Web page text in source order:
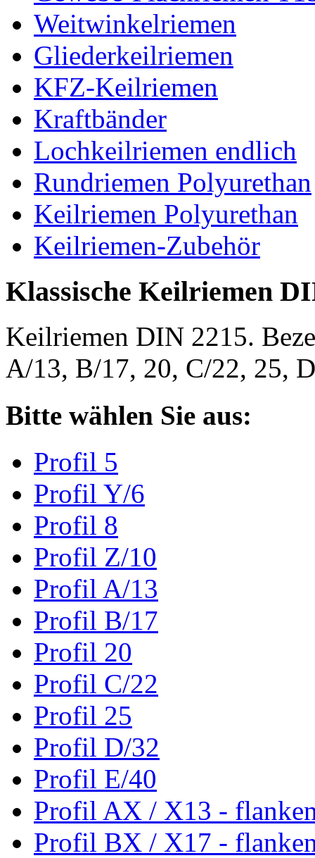
Weitwinkelriemen
Gliederkeilriemen
KFZ-Keilriemen
Kraftbänder
Lochkeilriemen endlich
Rundriemen Polyurethan
Keilriemen Polyurethan
Keilriemen-Zubehör
Klassische Keilriemen
Keilriemen DIN 2215.
A/13, B/17, 20, C/22, 25,
Bitte wählen Sie aus:
Profil 5
Profil Y/6
Profil 8
Profil Z/10
Profil A/13
Profil B/17
Profil 20
Profil C/22
Profil 25
Profil D/32
Profil E/40
Profil AX / X13 -
Profil BX / X17 -